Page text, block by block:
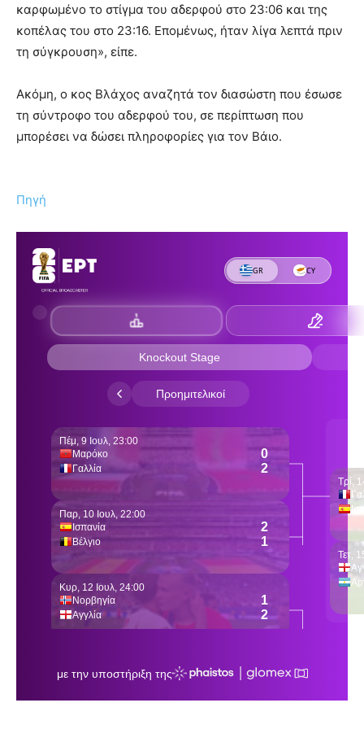
καρφωμένο το στίγμα του αδερφού στο 23:06 και της
κοπέλας του στο 23:16. Επομένως, ήταν λίγα λεπτά πριν
τη σύγκρουση», είπε.
Ακόμη, ο κος Βλάχος αναζητά τον διασώστη που έσωσε
τη σύντροφο του αδερφού του, σε περίπτωση που
μπορέσει να δώσει πληροφορίες για τον Βάιο.
Πηγή